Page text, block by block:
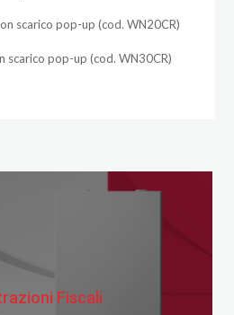
scarico pop-up (cod. WN20CR)
scarico pop-up (cod. WN30CR)
Fiscali